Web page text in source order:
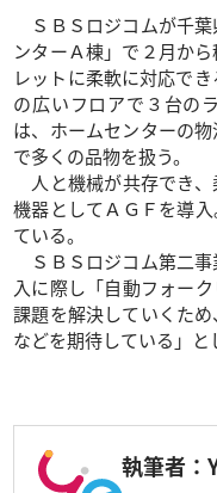
ＳＢＳロジコムが千葉
ンターＡ棟」で２月か
レットに柔軟に対応で
の広いフロアで３台の
は、ホームセンターの
で多くの品物を扱う。
人と機械が共存でき、
機器としてＡＧＦを導
ている。
ＳＢＳロジコム第二
入に際し「自動フォー
課題を解決していくた
などを期待している」と
執筆者：